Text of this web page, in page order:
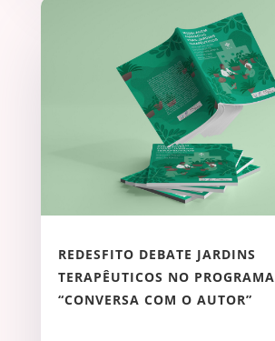
REDESFITO DEBATE JARDINS
TERAPÊUTICOS NO PROGRAMA
“CONVERSA COM O AUTOR”